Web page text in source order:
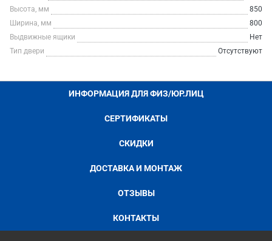
Высота, мм
850
Ширина, мм
800
Выдвижные ящики
Нет
Тип двери
Отсутствуют
ИНФОРМАЦИЯ ДЛЯ ФИЗ/ЮР.ЛИЦ
СЕРТИФИКАТЫ
СКИДКИ
ДОСТАВКА И МОНТАЖ
ОТЗЫВЫ
КОНТАКТЫ